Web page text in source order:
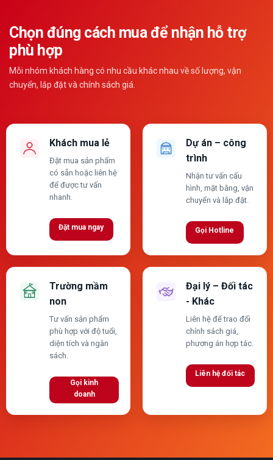
Chọn đúng cách mua để nhận hỗ trợ
phù hợp
Mỗi nhóm khách hàng có nhu cầu khác nhau về số lượng, vận
chuyển, lắp đặt và chính sách giá.
Khách mua lẻ
Đặt mua sản phẩm
có sẵn hoặc liên hệ
để được tư vấn
nhanh.
Đặt mua ngay
Dự án – công
trình
Nhận tư vấn cấu
hình, mặt bằng, vận
chuyển và lắp đặt.
Gọi Hotline
Trường mầm
non
Tư vấn sản phẩm
phù hợp với độ tuổi,
diện tích và ngân
sách.
Gọi kinh
doanh
Đại lý – Đối tác
- Khác
Liên hệ để trao đổi
chính sách giá,
phương án hợp tác.
Liên hệ đối tác